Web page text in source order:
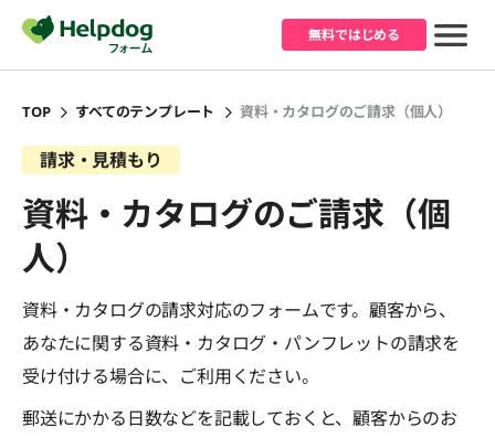
無料ではじめる
TOP すべてのテンプレート 資料・カタログのご請求（個人）
請求・見積もり
資料・カタログのご請求（個
人）
資料・カタログの請求対応のフォームです。顧客から、
あなたに関する資料・カタログ・パンフレットの請求を
受け付ける場合に、ご利用ください。
郵送にかかる日数などを記載しておくと、顧客からのお